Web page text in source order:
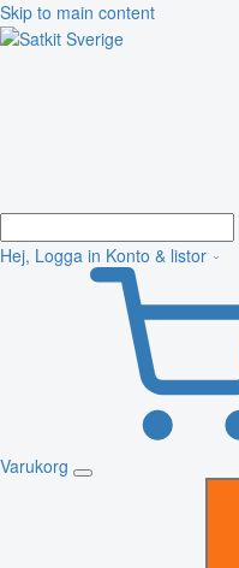
Skip to main content
Hej, Logga in Konto & listor
Varukorg